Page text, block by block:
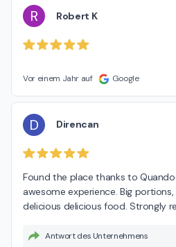
R Robert K
Vor einem Jahr auf Google
D Direncan
Found the place thanks to
awesome experience. Big
delicious delicious food. Strongly
Antwort des Unternehmens